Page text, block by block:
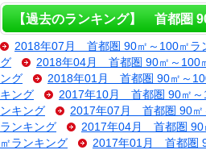
【過去のランキング】 首都圏
2018年07月 首都圏 90㎡～100㎡ラ
グ
2018年04月 首都圏 90㎡～100
ング
2018年01月 首都圏 90㎡～
キング
2017年10月 首都圏 90㎡～
ンキング
2017年07月 首都圏 90㎡
ランキング
2017年04月 首都圏 90
㎡ランキング
2017年01月 首都圏